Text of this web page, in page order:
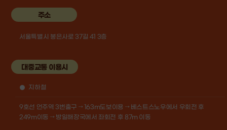
주소
서울특별시 봉은사로 37길 41 3층
대중교통 이용시
지하철
9호선 언주역 3번출구 → 163m도보이용 → 베스트스노우에서 우회전 후
249m이동 → 방일해장국에서 좌회전 후 87m 이동